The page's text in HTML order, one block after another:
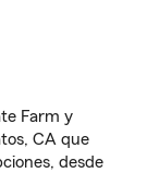
Farm y
CA que
desde